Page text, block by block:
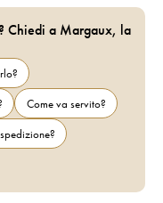
Chiedi a Margaux, la
Come va servito?